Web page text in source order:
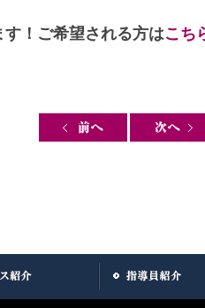
！ご希望される方はこち